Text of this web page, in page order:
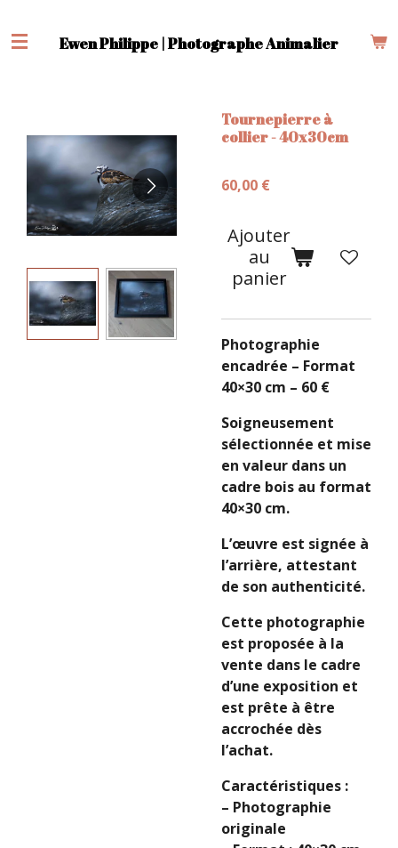
au
Ewen Philippe | Photographe Animalier
Tournepierre à
collier - 40x30cm
60,00 €
Ajouter
au
panier
Photographie
encadrée – Format
40×30 cm – 60 €
Soigneusement
sélectionnée et mise
en valeur dans un
cadre bois au format
40×30 cm.
L’œuvre est signée à
l’arrière, attestant
de son authenticité.
Cette photographie
est proposée à la
vente dans le cadre
d’une exposition et
est prête à être
accrochée dès
l’achat.
Caractéristiques :
– Photographie
originale